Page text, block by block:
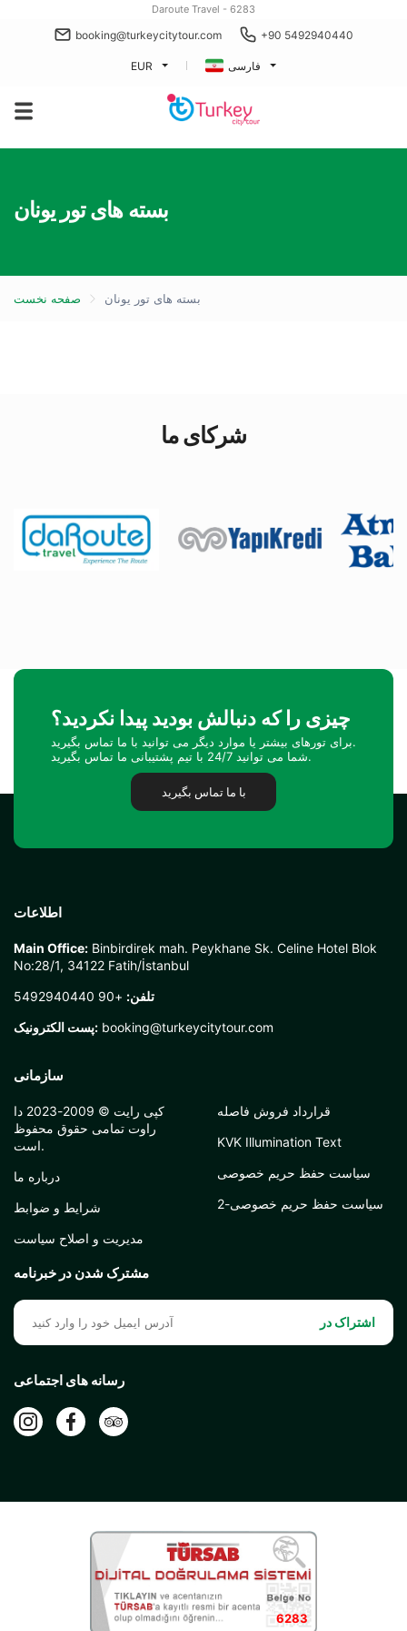
Daroute Travel - 6283
booking@turkeycitytour.com +90 5492940440
EUR فارسی
بسته های تور یونان
صفحه نخست بسته های تور یونان
شرکای ما
چیزی را که دنبالش بودید پیدا نکردید؟
برای تورهای بیشتر یا موارد دیگر می توانید با ما تماس بگیرید.
شما می توانید 24/7 با تیم پشتیبانی ما تماس بگیرید.
با ما تماس بگیرید
اطلاعات
Main Office: Binbirdirek mah. Peykhane Sk. Celine Hotel Blok
No:28/1, 34122 Fatih/İstanbul
تلفن: +90 5492940440
پست الکترونیک: booking@turkeycitytour.com
سازمانی
کپی رایت © 2009-2023 دا
راوت تمامی حقوق محفوظ
است.
درباره ما
شرایط و ضوابط
مدیریت و اصلاح سیاست
قرارداد فروش فاصله
KVK Illumination Text
سیاست حفظ حریم خصوصی
سیاست حفظ حریم خصوصی-2
مشترک شدن در خبرنامه
اشتراک در
رسانه های اجتماعی
6283